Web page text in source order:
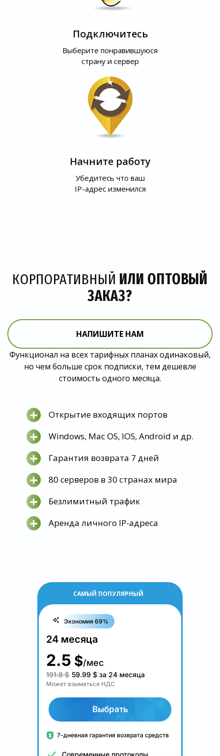
Подключитесь
Выберите понравившуюся
страну и сервер
Начните работу
Убедитесь что ваш
IP-адрес изменился
КОРПОРАТИВНЫЙ ИЛИ ОПТОВЫЙ
ЗАКАЗ?
НАПИШИТЕ НАМ
Функционал на всех тарифных планах одинаковый,
но чем больше срок подписки, тем дешевле
стоимость одного месяца.
+ Открытие входящих портов
+ Windows, Mac OS, IOS, Android и др.
+ Гарантия возврата 7 дней
+ 80 серверов в 30 странах мира
+ Безлимитный трафик
+ Аренда личного IP-адреса
САМЫЙ ПОПУЛЯРНЫЙ
Экономия 69%
24 месяца
2.5 $/мес
191.8 $ 59.99 $ за 24 месяца
Может взыматься НДС
Выбрать
7-дневная гарантия возврата средств